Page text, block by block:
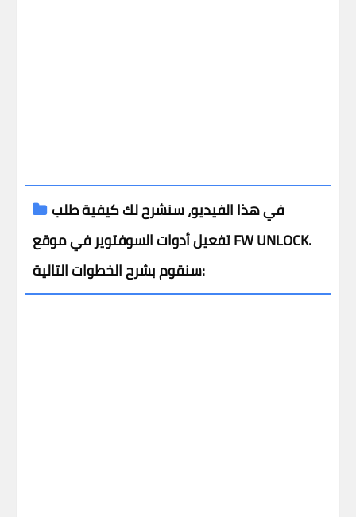
في هذا الفيديو، سنشرح لك كيفية طلب
تفعيل أدوات السوفتوير في موقع FW UNLOCK.
سنقوم بشرح الخطوات التالية: